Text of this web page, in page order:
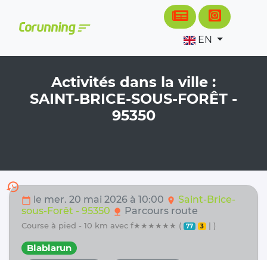
Corunningsort
EN
Activités dans la ville :
SAINT-BRICE-SOUS-FORÊT -
95350
history
calendar_today le mer. 20 mai 2026 à 10:00 location_on Saint-Brice-
sous-Forêt - 95350 nature Parcours route
course à pied - 10 km avec f★★★★★★ ( 77 3 | )
Blablarun